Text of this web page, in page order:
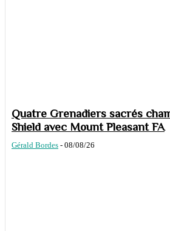
Quatre Grenadiers sacrés
Shield avec Mount Pleasant FA
Gérald Bordes - 08/08/26